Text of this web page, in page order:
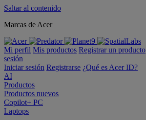
Saltar al contenido
Marcas de Acer
Mi perfil Mis productos Registrar un producto
sesión
Iniciar sesión Registrarse ¿Qué es Acer ID?
AI
Productos
Productos nuevos
Copilot+ PC
Laptops